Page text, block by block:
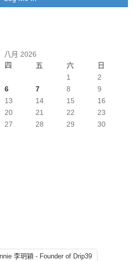
八月 2026
四 五 六 日
1
2
6 7 8
9
13 14 15
16
20 21 22
23
27 28 29
30
李玥穎 - Founder of Drip39